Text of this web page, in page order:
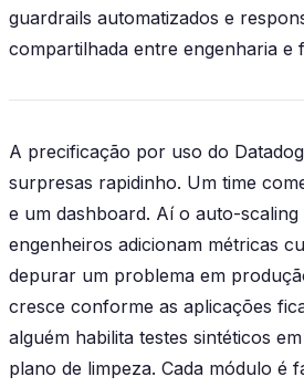
guardrails automatizados e
compartilhada entre engenharia e
A precificação por uso do
surpresas rapidinho. Um time
e um dashboard. Aí o auto-
engenheiros adicionam métricas
depurar um problema em
cresce conforme as aplicações
alguém habilita testes sintéticos
plano de limpeza. Cada módulo é